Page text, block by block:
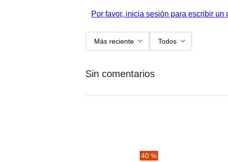
Por favor, inicia sesión para escribir un
Más reciente Todos
40 %